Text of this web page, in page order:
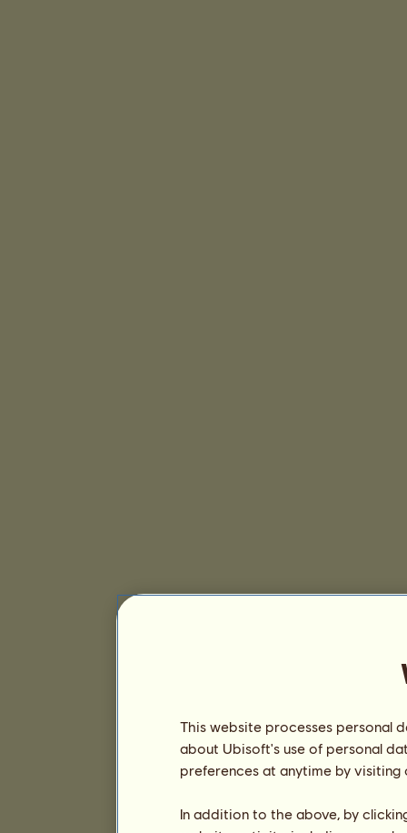
This website processes personal
about Ubisoft's use of personal
preferences at anytime by
In addition to the above, by